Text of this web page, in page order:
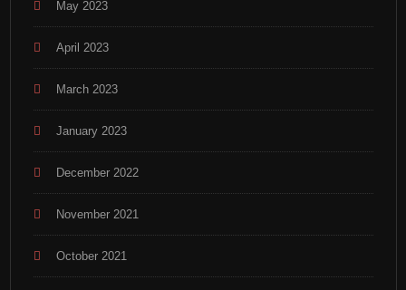
May 2023
April 2023
March 2023
January 2023
December 2022
November 2021
October 2021